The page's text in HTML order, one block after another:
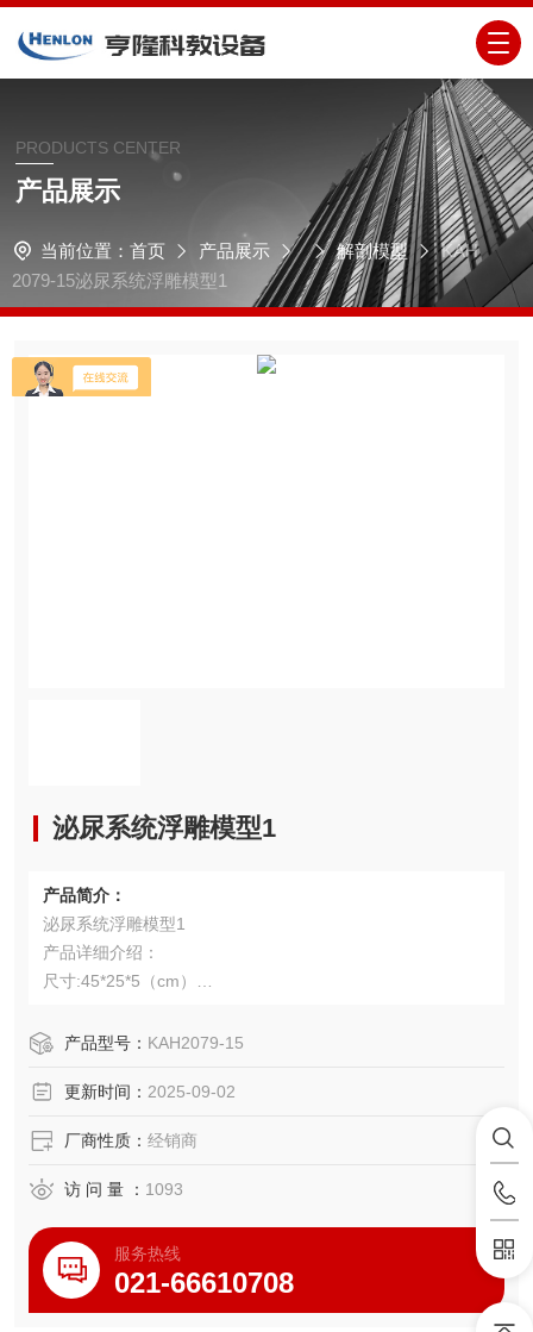
PRODUCTS CENTER
产品展示
当前位置： 首页 产品展示 解剖模型
KAH
2079-15泌尿系统浮雕模型1
泌尿系统浮雕模型1
产品简介：
泌尿系统浮雕模型1
产品详细介绍：
尺寸:45*25*5（cm）
尺寸:45*25*5（cm）
产品型号： KAH2079-15
更新时间： 2025-09-02
厂商性质： 经销商
访 问 量 ： 1093
服务热线
021-66610708